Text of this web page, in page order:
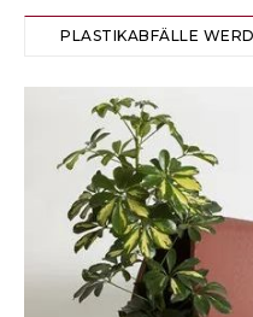
PLASTIKABFÄLLE